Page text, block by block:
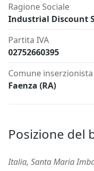
Ragione Sociale
Industrial Discount
Partita IVA
02752660395
Comune inserzionista
Faenza (RA)
Posizione del
Italia, Santa Maria